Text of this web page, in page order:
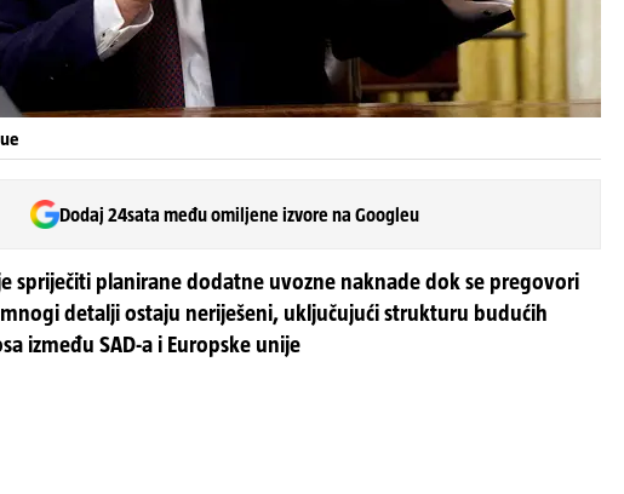
Dodaj 24sata među omiljene izvore na Googleu
spriječiti planirane dodatne uvozne naknade dok se pregovori
detalji ostaju neriješeni, uključujući strukturu budućih
između SAD-a i Europske unije